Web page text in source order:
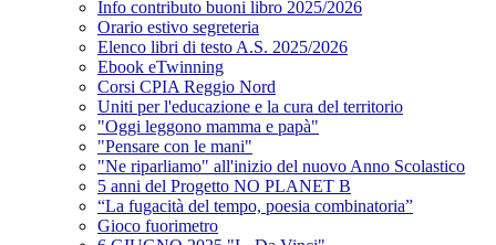
Info contributo buoni libro 2025/2026
Orario estivo segreteria
Elenco libri di testo A.S. 2025/2026
Ebook eTwinning
Corsi CPIA Reggio Nord
Uniti per l'educazione e la cura del territorio
"Oggi leggono mamma e papà"
"Pensare con le mani"
"Ne riparliamo" all'inizio del nuovo Anno Scolastico
5 anni del Progetto NO PLANET B
“La fugacità del tempo, poesia combinatoria”
Gioco fuorimetro